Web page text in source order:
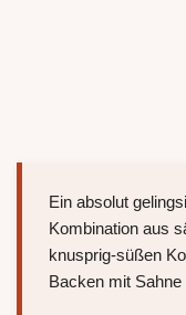
Ein absolut
Kombination aus
knusprig-süßen
Backen mit